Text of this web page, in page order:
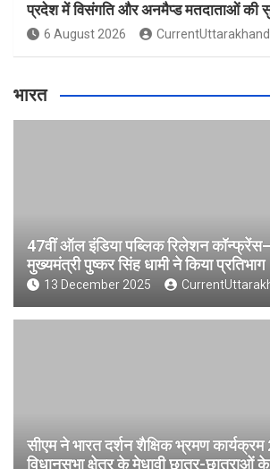
प्रदेश में विसंगति और अनमैप्ड मतदाताओं की
6 August 2026 CurrentUttarakhand
भारत
47वीं ऑल इंडिया पब्लिक रिलेशन
मुख्यमंत्री पुष्कर सिंह धामी ने किया प्रतिभाग
13 December 2025
सीएम ने भारत दर्शन शैक्षिक भ्रमण
विधानसभा क्षेत्र के मेधावी छात्र-छात्राओं